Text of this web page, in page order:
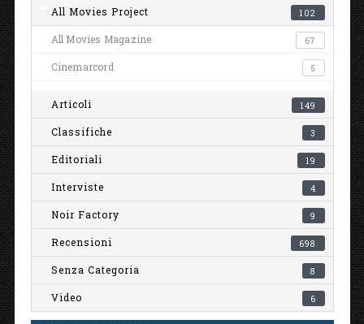
All Movies Project 102
All Movies Magazine 67
Cinemarcord 5
Articoli 149
Classifiche 3
Editoriali 19
Interviste 4
Noir Factory 9
Recensioni 698
Senza Categoria 8
Video 6